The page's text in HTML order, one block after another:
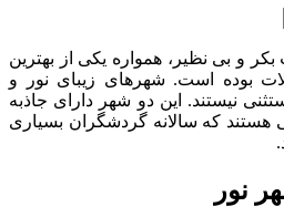
و بی نظیر، همواره یکی از بهترین
بوده است. شهرهای زیبای نور و
نیستند. این دو شهر دارای جاذبه
هستند که سالانه گردشگران بسیاری
نور